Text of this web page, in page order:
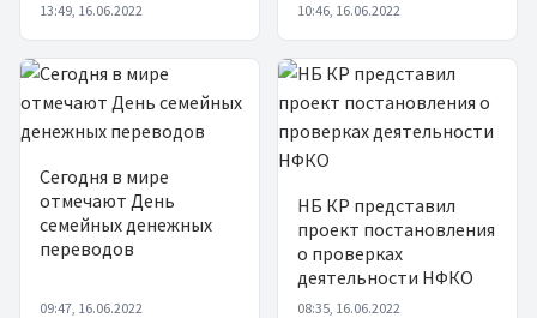
13:49, 16.06.2022 10:46, 16.06.2022
Сегодня в мире
отмечают День
семейных денежных
переводов
09:47, 16.06.2022
НБ КР представил
проект постановления
о проверках
деятельности НФКО
08:35, 16.06.2022